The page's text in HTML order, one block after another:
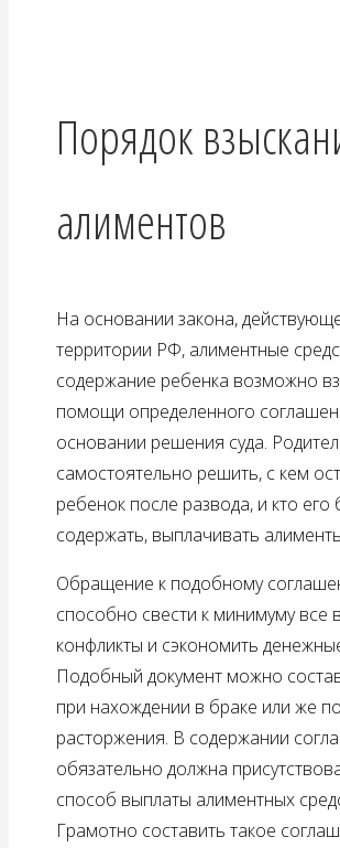
Порядок
алиментов
На основании закона,
территории РФ, алиментные
содержание ребенка возможно
помощи определенного
основании решения суда.
самостоятельно решить, с кем
ребенок после развода, и кто его
содержать, выплачивать
Обращение к подобному
способно свести к минимуму все
конфликты и сэкономить
Подобный документ можно
при нахождении в браке или же
расторжения. В содержании
обязательно должна
способ выплаты алиментных
Грамотно составить такое